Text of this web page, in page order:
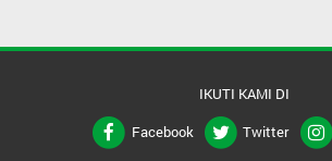
IKUTI KAMI DI
Facebook
Twitter